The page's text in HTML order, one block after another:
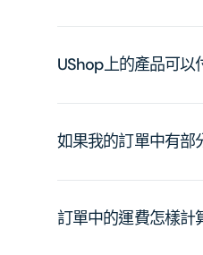
UShop上的產品可以
如果我的訂單中有部
訂單中的運費怎樣計